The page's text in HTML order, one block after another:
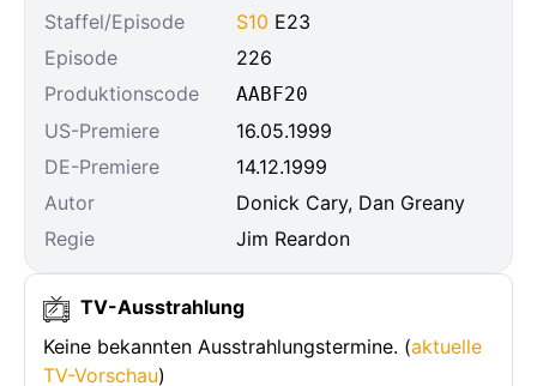
Staffel/Episode
S10 E23
Episode
226
Produktionscode
AABF20
US-Premiere
16.05.1999
DE-Premiere
14.12.1999
Autor
Donick Cary, Dan Greany
Regie
Jim Reardon
TV-Ausstrahlung
Keine bekannten Ausstrahlungstermine. (aktuelle
TV-Vorschau)